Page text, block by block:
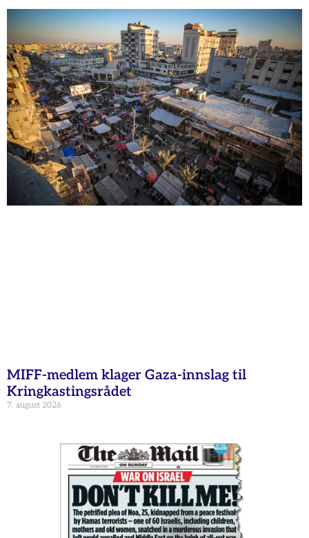
MIFF-medlem klager Gaza-innslag til
Kringkastingsrådet
7. august 2026